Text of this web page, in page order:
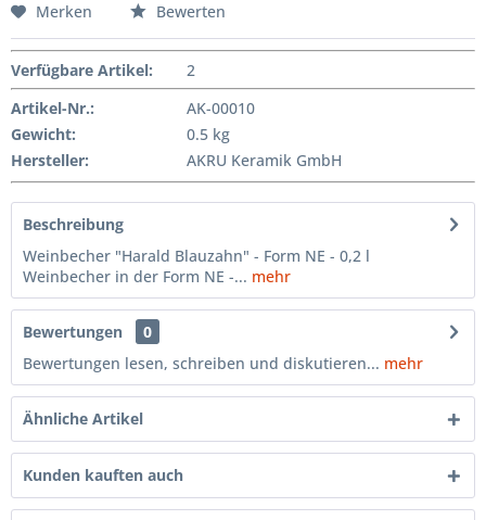
Merken Bewerten
Verfügbare Artikel:
2
Artikel-Nr.:
AK-00010
Gewicht:
0.5 kg
Hersteller: AKRU Keramik GmbH
Beschreibung
Weinbecher "Harald Blauzahn" - Form NE - 0,2 l
Weinbecher in der Form NE -... mehr
Bewertungen
0
Bewertungen lesen, schreiben und diskutieren... mehr
Ähnliche Artikel
Kunden kauften auch